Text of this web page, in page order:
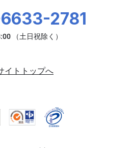
2781
イトトップへ